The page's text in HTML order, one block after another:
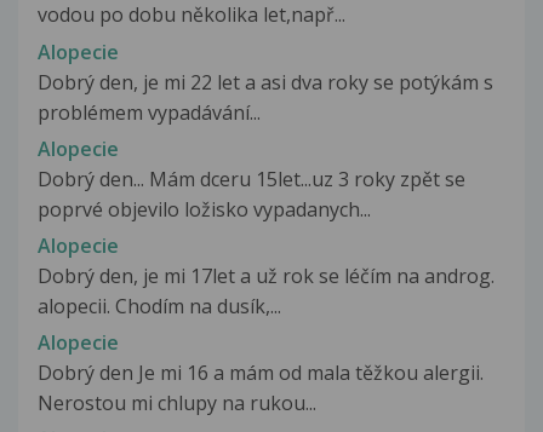
vodou po dobu několika let,např...
Alopecie
Dobrý den, je mi 22 let a asi dva roky se potýkám s
problémem vypadávání...
Alopecie
Dobrý den... Mám dceru 15let...uz 3 roky zpět se
poprvé objevilo ložisko vypadanych...
Alopecie
Dobrý den, je mi 17let a už rok se léčím na androg.
alopecii. Chodím na dusík,...
Alopecie
Dobrý den Je mi 16 a mám od mala těžkou alergii.
Nerostou mi chlupy na rukou...